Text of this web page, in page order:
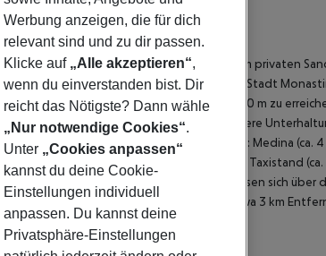
3
Mahdia liegt direkt am Private Beach, einem privaten
touristischen Zentrum sind es ca. 3 km. Die Stadt
Einkaufsmöglichkeiten sind nach ca. 500 m zu
Diskothek gelangt man nach rund 1 km. Weitere
sind vom Hotel aus erreichbar: Medina (ca. 4
neben einem Mietwagen-Verleih auch ein Taxistand
entfernt. Weiter entfernt gelegene Orte lassen sich über
Notfall befindet sich ein Krankenhaus in etwa 3 km
100 km Entfernung.
Werbung anzeigen, die für dich
relevant sind und zu dir passen.
Klicke auf „Alle akzeptieren“,
wenn du einverstanden bist. Dir
reicht das Nötigste? Dann wähle
„Nur notwendige Cookies“.
Unter „Cookies anpassen“
kannst du deine Cookie-
Einstellungen individuell
anpassen. Du kannst deine
Privatsphäre-Einstellungen